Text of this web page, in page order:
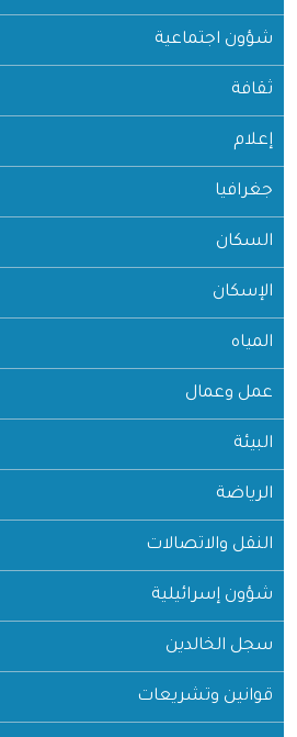
شؤون اجتماعية
ثقافة
إعلام
جغرافيا
السكان
الإسكان
المياه
عمل وعمال
البيئة
الرياضة
النقل والاتصالات
شؤون إسرائيلية
سجل الخالدين
قوانين وتشريعات